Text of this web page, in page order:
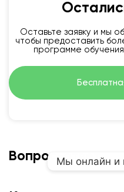
Оставьте заявку и мы
чтобы предоставить
программе
Вопрос-ответ
Мы онлайн и